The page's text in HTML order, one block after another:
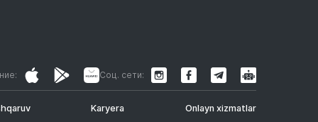
Соц. сети:
Karyera Onlayn xizmatlar